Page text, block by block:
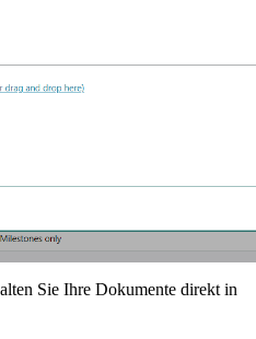
Sie Ihre Dokumente direkt in